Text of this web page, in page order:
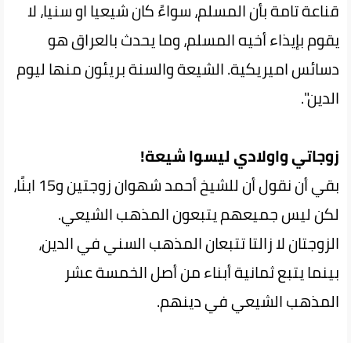
قناعة تامة بأن المسلم، سواءً كان شيعيا او سنيا، لا
يقوم بإيذاء أخيه المسلم، وما يحدث بالعراق هو
دسائس اميريكية. الشيعة والسنة بريئون منها ليوم
الدين".
زوجاتي واولادي ليسوا شيعة!
بقي أن نقول أن للشيخ أحمد شهوان زوجتين و15 ابنًا،
لكن ليس جميعهم يتبعون المذهب الشيعي.
الزوجتان لا زالتا تتبعان المذهب السني في الدين،
بينما يتبع ثمانية أبناء من أصل الخمسة عشر
المذهب الشيعي في دينهم.